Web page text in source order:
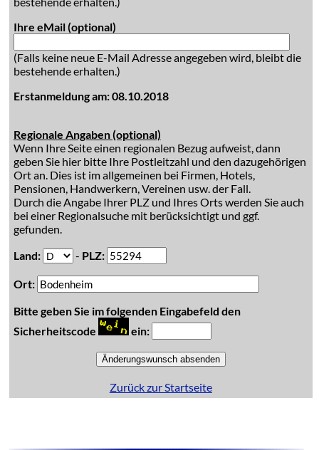
Ihre eMail (optional)
(Falls keine neue E-Mail Adresse angegeben wird, bleibt die
bestehende erhalten.)
Erstanmeldung am: 08.10.2018
Regionale Angaben (optional)
Wenn Ihre Seite einen regionalen Bezug aufweist, dann
geben Sie hier bitte Ihre Postleitzahl und den dazugehörigen
Ort an. Dies ist im allgemeinen bei Firmen, Hotels,
Pensionen, Handwerkern, Vereinen usw. der Fall.
Durch die Angabe Ihrer PLZ und Ihres Orts werden Sie auch
bei einer Regionalsuche mit berücksichtigt und ggf.
gefunden.
Land:
- PLZ:
Ort:
Bitte geben Sie im folgenden Eingabefeld den
Sicherheitscode
ein:
Zurück zur Startseite